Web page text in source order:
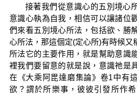
接著我們從意識心的五別境心
意識心執為自我，相信可以讓諸位
們來看五別境心所法，包括欲、勝
心所法，那這個定(定心所)有時候又
所法它的主要作用，就是幫助意識
裡我們要留意的就是說，意識祂是
在《大乘阿毘達磨集論》卷1中有
欲？謂於所樂事，彼彼引發所作